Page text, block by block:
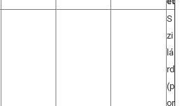
S
zi
lá
rd
(p
or